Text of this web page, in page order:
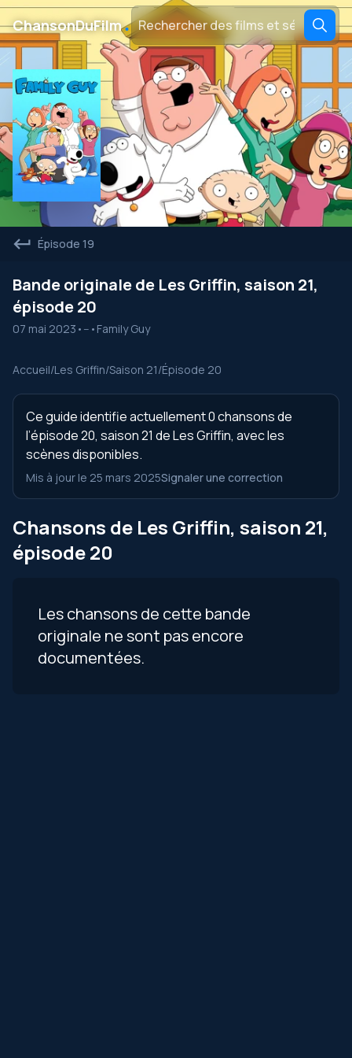
ChansonDuFilm․
Épisode 19
Bande originale de Les Griffin, saison 21,
épisode 20
07 mai 2023 • -- • Family Guy
Accueil/Les Griffin/Saison 21/Épisode 20
Ce guide identifie actuellement 0 chansons de
l’épisode 20, saison 21 de Les Griffin, avec les
scènes disponibles.
Mis à jour le 25 mars 2025Signaler une correction
Chansons de Les Griffin, saison 21,
épisode 20
Les chansons de cette bande
originale ne sont pas encore
documentées.